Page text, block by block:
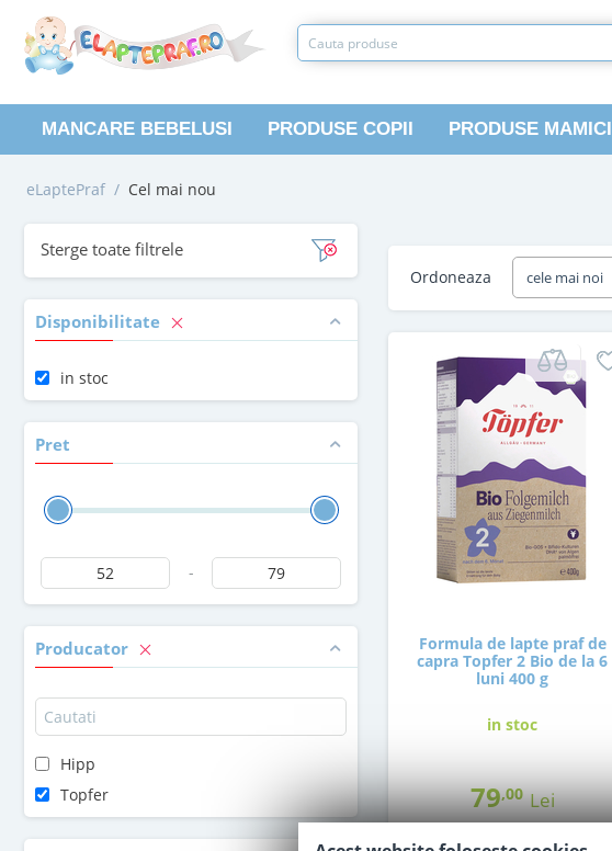
MANCARE BEBELUSI PRODUSE COPII PRODUSE MAMICI
eLaptePraf / Cel mai nou
Sterge toate filtrele
Disponibilitate
in stoc
Pret
-
Producator
Hipp
Topfer
Ordoneaza cele mai noi
Formula de lapte praf de
capra Topfer 2 Bio de la 6
luni 400 g
in stoc
79,00 Lei